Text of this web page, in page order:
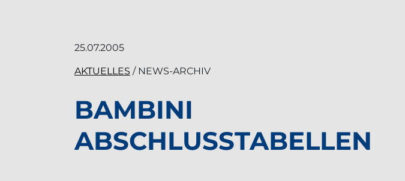
25.07.2005
AKTUELLES / NEWS-ARCHIV
BAMBINI
ABSCHLUSSTABELLEN